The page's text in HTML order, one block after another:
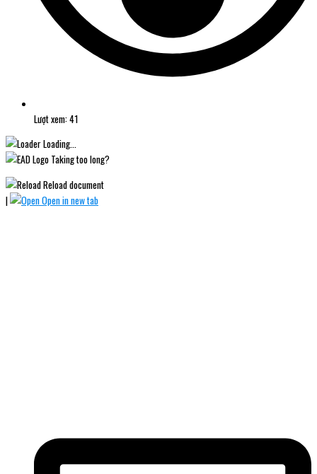
Lượt xem: 41
Loading...
Taking too long?
Reload document
|
Open in new tab